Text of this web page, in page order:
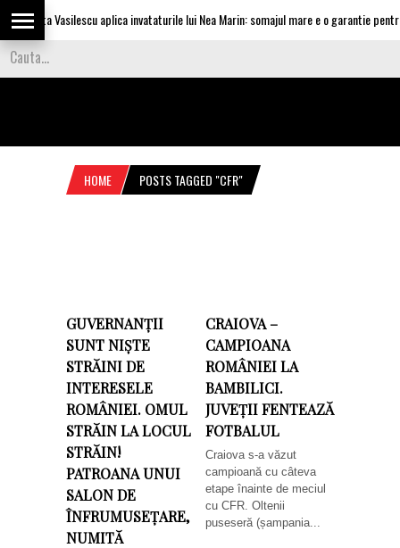
Olguta Vasilescu aplica invataturile lui Nea Marin: somajul mare e o garantie
HOME POSTS TAGGED "CFR"
GUVERNANȚII
SUNT NIȘTE
STRĂINI DE
INTERESELE
ROMÂNIEI. OMUL
STRĂIN LA LOCUL
STRĂIN!
PATROANA UNUI
SALON DE
ÎNFRUMUSEȚARE,
NUMITĂ
CRAIOVA –
CAMPIOANA
ROMÂNIEI LA
BAMBILICI.
JUVEȚII FENTEAZĂ
FOTBALUL
Craiova s-a văzut
campioană cu câteva
etape înainte de meciul
cu CFR. Oltenii
puseseră (șampania...